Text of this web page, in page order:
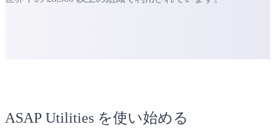
ASAP Utilities を使い始める